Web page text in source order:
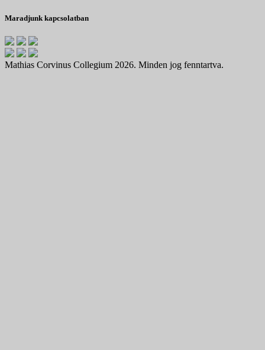
Maradjunk kapcsolatban
Mathias Corvinus Collegium 2026. Minden jog fenntartva.